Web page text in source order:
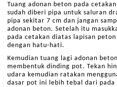
Tuang adonan beton pada
sudah diberi pipa untuk saluran
pipa sekitar 7 cm dan jangan
adonan beton. Setelah itu
pada cetakan diatas lapisan
dengan hatu-hati.
Kemudian tuang lagi adonan
membentuk dinding pot. Tekan
udara kemudian ratakan
dasar pot ini lebih tebal dari pada